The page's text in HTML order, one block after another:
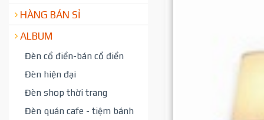
HÀNG BÁN SỈ
ALBUM
Đèn cổ điển-bán cổ điển
Đèn hiện đại
Đèn shop thời trang
Đèn quán cafe - tiệm bánh